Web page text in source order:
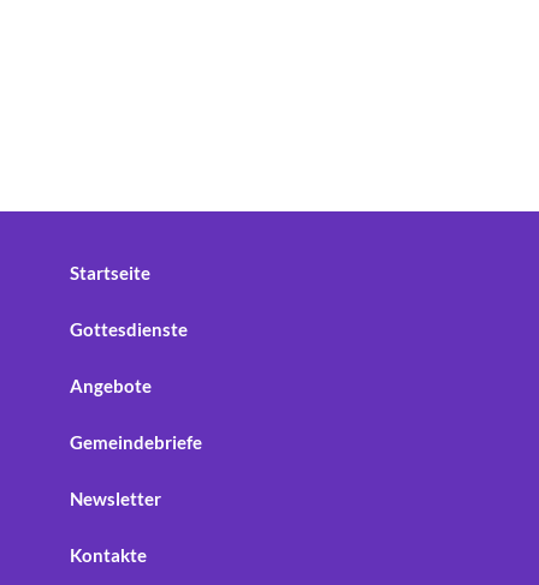
Startseite
Gottesdienste
Angebote
Gemeindebriefe
Newsletter
Kontakte